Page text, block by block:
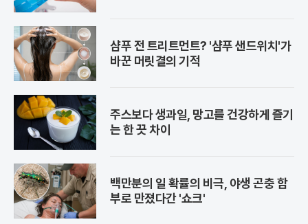
샴푸 전 트리트먼트? '샴푸 샌드위치'가
바꾼 머릿결의 기적
주스보다 생과일, 망고를 건강하게 즐기
는 한 끗 차이
백만분의 일 확률의 비극, 야생 곤충 함
부로 만졌다간 '쇼크'